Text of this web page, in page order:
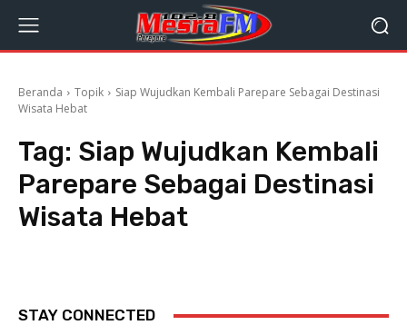
Beranda Topik
Siap Wujudkan Kembali Parepare Sebagai Destinasi
Wisata Hebat
Tag: Siap Wujudkan Kembali
Parepare Sebagai Destinasi
Wisata Hebat
STAY CONNECTED